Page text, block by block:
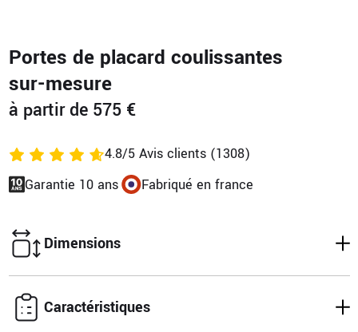
Portes de placard coulissantes
sur-mesure
à partir de 575 €
4.8/5 Avis clients (1308)
Garantie 10 ans
Fabriqué en france
Dimensions
Caractéristiques